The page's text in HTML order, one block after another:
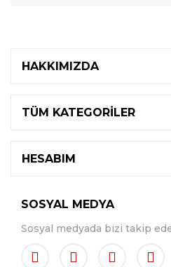
HAKKIMIZDA
TÜM KATEGORİLER
HESABIM
SOSYAL MEDYA
Sosyal medyada bizi takip